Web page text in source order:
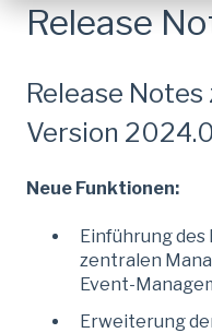
Release
Release
Version
Neue Funktionen:
Einführung des
zentralen
Event-
Erweiterung